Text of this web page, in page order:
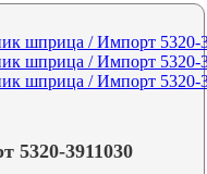
5320-3911030